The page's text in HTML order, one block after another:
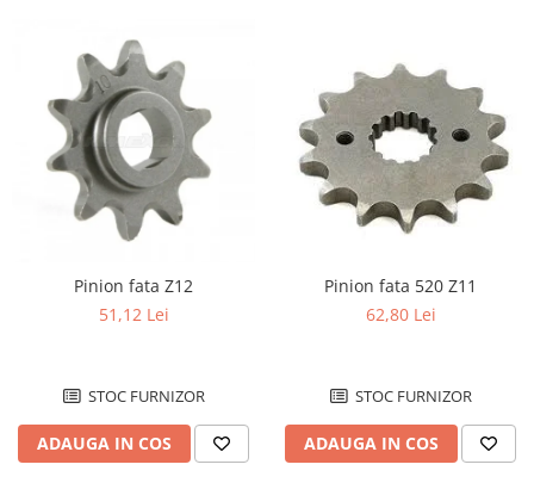
Pinion fata Z12
51,12 Lei
STOC FURNIZOR
ADAUGA IN COS
Pinion fata 520 Z11
62,80 Lei
STOC FURNIZOR
ADAUGA IN COS